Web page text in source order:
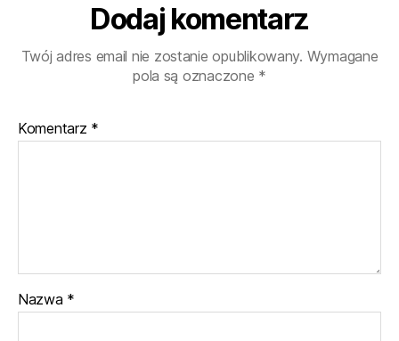
Dodaj komentarz
Twój adres email nie zostanie opublikowany. Wymagane
pola są oznaczone *
Komentarz *
Nazwa *